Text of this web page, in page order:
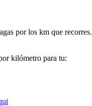
por los km que recorres.
kilómetro para tu: